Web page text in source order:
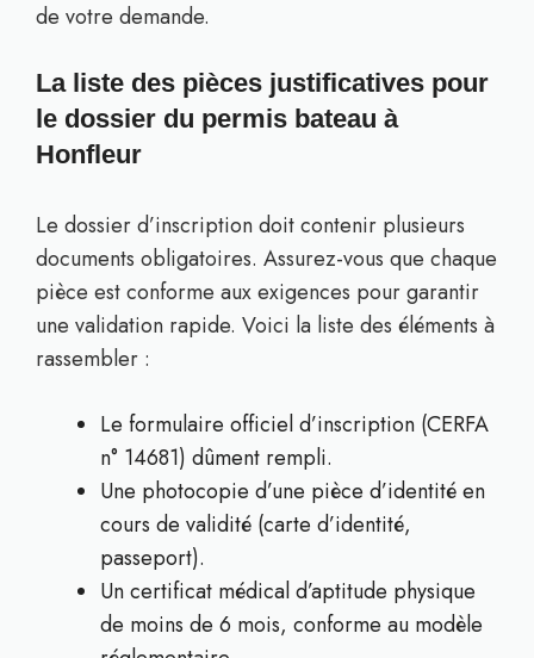
de votre demande.
La liste des pièces justificatives pour
le dossier du permis bateau à
Honfleur
Le dossier d’inscription doit contenir plusieurs
documents obligatoires. Assurez-vous que chaque
pièce est conforme aux exigences pour garantir
une validation rapide. Voici la liste des éléments à
rassembler :
Le formulaire officiel d’inscription (CERFA
n° 14681) dûment rempli.
Une photocopie d’une pièce d’identité en
cours de validité (carte d’identité,
passeport).
Un certificat médical d’aptitude physique
de moins de 6 mois, conforme au modèle